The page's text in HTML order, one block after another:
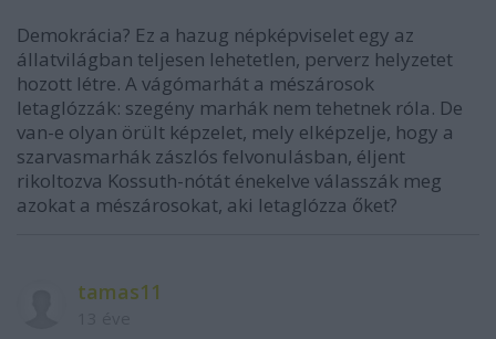
Demokrácia? Ez a hazug népképviselet egy az
állatvilágban teljesen lehetetlen, perverz helyzetet
hozott létre. A vágómarhát a mészárosok
letaglózzák: szegény marhák nem tehetnek róla. De
van-e olyan örült képzelet, mely elképzelje, hogy a
szarvasmarhák zászlós felvonulásban, éljent
rikoltozva Kossuth-nótát énekelve válasszák meg
azokat a mészárosokat, aki letaglózza őket?
tamas11